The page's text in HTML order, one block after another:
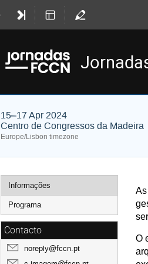
15–17 Apr 2024
Centro de Congressos da Madeira
Europe/Lisbon timezone
Event
menu
Informações
Programa
Contacto
noreply@fccn.pt
As
O